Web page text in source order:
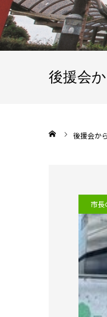
後援会
後援会か
市長